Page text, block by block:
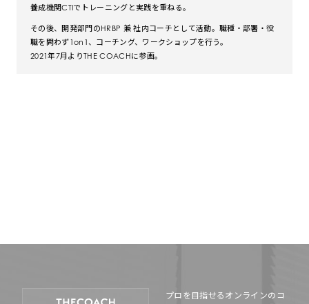
養成機関CTIでトレーニングと実践を重ねる。
その後、開発部門のHRBP 兼 社内コーチとして活動。職種・部署・役
職を問わず1on1、コーチング、ワークショップを行う。
2021年7月よりTHE COACHに参画。
プロを目指せるオンラインの コ